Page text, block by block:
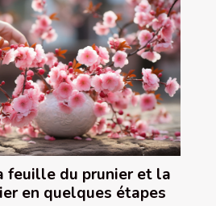
feuille du prunier et la
en quelques étapes